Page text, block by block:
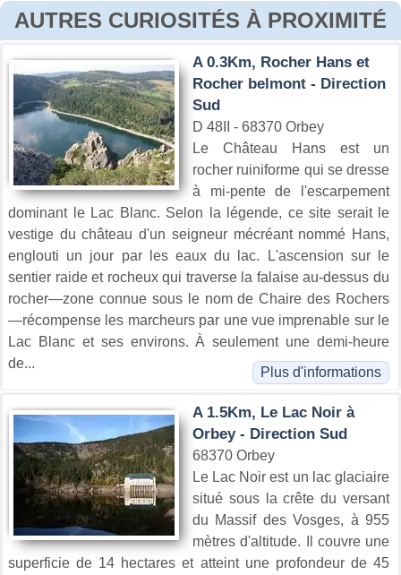
AUTRES CURIOSITÉS À PROXIMITÉ
A 0.3Km, Rocher Hans et
Rocher belmont - Direction
Sud
D 48II - 68370 Orbey
Le Château Hans est un
rocher ruiniforme qui se dresse
à mi-pente de l'escarpement
dominant le Lac Blanc. Selon la légende, ce site serait le
vestige du château d'un seigneur mécréant nommé Hans,
englouti un jour par les eaux du lac. L'ascension sur le
sentier raide et rocheux qui traverse la falaise au-dessus du
rocher—zone connue sous le nom de Chaire des Rochers
—récompense les marcheurs par une vue imprenable sur le
Lac Blanc et ses environs. À seulement une demi-heure
de...
Plus d'informations
A 1.5Km, Le Lac Noir à
Orbey - Direction Sud
68370 Orbey
Le Lac Noir est un lac glaciaire
situé sous la crête du versant
du Massif des Vosges, à 955
mètres d'altitude. Il couvre une
superficie de 14 hectares et atteint une profondeur de 45